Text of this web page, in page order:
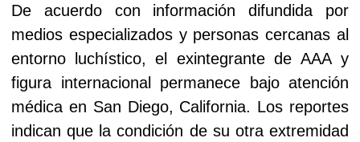
De acuerdo con información difundida por
medios especializados y personas cercanas al
entorno luchístico, el exintegrante de AAA y
figura internacional permanece bajo atención
médica en San Diego, California. Los reportes
indican que la condición de su otra extremidad